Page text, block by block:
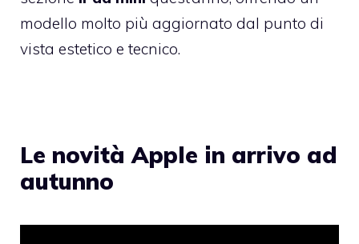
modello molto più aggiornato dal punto di
vista estetico e tecnico.
Le novità Apple in arrivo ad
autunno